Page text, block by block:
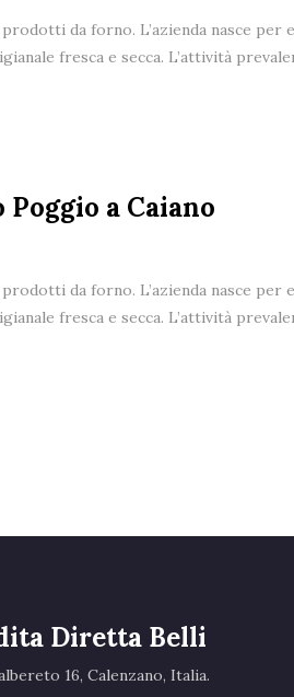
da forno. L’azienda nasce per
fresca e secca. L’attività
a Caiano
da forno. L’azienda nasce per
fresca e secca. L’attività
Diretta Belli
16, Calenzano, Italia.‎